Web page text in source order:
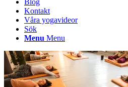
Blog
Kontakt
Våra yogavideor
Sök
Menu Menu